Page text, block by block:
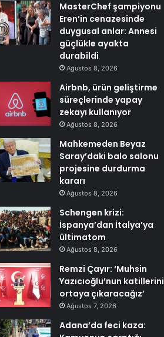
MasterChef şampiyonu
Eren’in cenazesinde
duygusal anlar: Annesi
güçlükle ayakta
durabildi
Ağustos 8, 2026
Airbnb, ürün geliştirme
süreçlerinde yapay
zekayı kullanıyor
Ağustos 8, 2026
Mahkemeden Beyaz
Saray’daki balo salonu
projesine durdurma
kararı
Ağustos 8, 2026
Schengen krizi:
İspanya’dan İtalya’ya
ültimatom
Ağustos 8, 2026
Remzi Çayır: ‘Muhsin
Yazıcıoğlu’nun katillerini
ortaya çıkaracağız’
Ağustos 7, 2026
Adana’da feci kaza: